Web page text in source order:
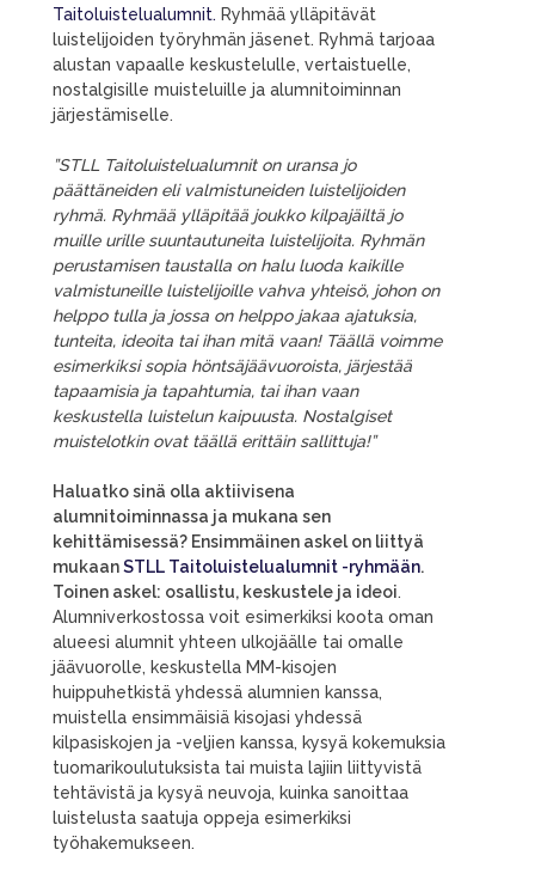
Taitoluistelualumnit. Ryhmää ylläpitävät
luistelijoiden työryhmän jäsenet. Ryhmä tarjoaa
alustan vapaalle keskustelulle, vertaistuelle,
nostalgisille muisteluille ja alumnitoiminnan
järjestämiselle.
”STLL Taitoluistelualumnit on uransa jo
päättäneiden eli valmistuneiden luistelijoiden
ryhmä. Ryhmää ylläpitää joukko kilpajäiltä jo
muille urille suuntautuneita luistelijoita. Ryhmän
perustamisen taustalla on halu luoda kaikille
valmistuneille luistelijoille vahva yhteisö, johon on
helppo tulla ja jossa on helppo jakaa ajatuksia,
tunteita, ideoita tai ihan mitä vaan! Täällä voimme
esimerkiksi sopia höntsäjäävuoroista, järjestää
tapaamisia ja tapahtumia, tai ihan vaan
keskustella luistelun kaipuusta. Nostalgiset
muistelotkin ovat täällä erittäin sallittuja!”
Haluatko sinä olla aktiivisena
alumnitoiminnassa ja mukana sen
kehittämisessä? Ensimmäinen askel on liittyä
mukaanSTLL Taitoluistelualumnit -ryhmään.
Toinen askel: osallistu, keskustele ja ideoi.
Alumniverkostossa voit esimerkiksi koota oman
alueesi alumnit yhteen ulkojäälle tai omalle
jäävuorolle, keskustella MM-kisojen
huippuhetkistä yhdessä alumnien kanssa,
muistella ensimmäisiä kisojasi yhdessä
kilpasiskojen ja -veljien kanssa, kysyä kokemuksia
tuomarikoulutuksista tai muista lajiin liittyvistä
tehtävistä ja kysyä neuvoja, kuinka sanoittaa
luistelusta saatuja oppeja esimerkiksi
työhakemukseen.